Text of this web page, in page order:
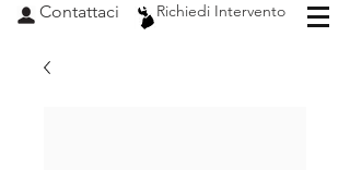
Richiedi Intervento
Contattaci